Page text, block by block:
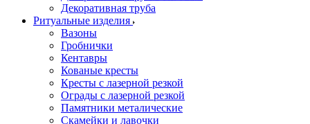
Декоративная труба
Ритуальные изделия
Вазоны
Гробнички
Кентавры
Кованые кресты
Кресты с лазерной резкой
Ограды с лазерной резкой
Памятники металические
Скамейки и лавочки